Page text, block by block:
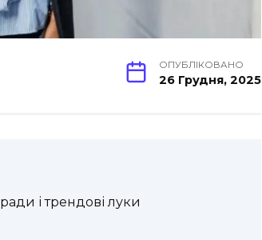
ОПУБЛІКОВАНО
26 Грудня, 2025
і трендові луки